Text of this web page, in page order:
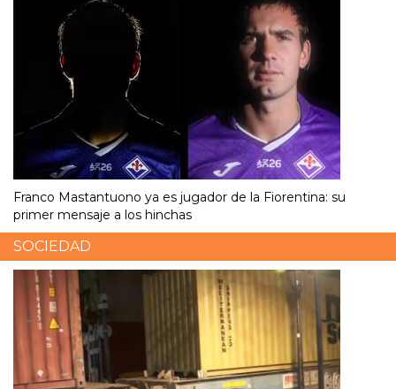
Franco Mastantuono ya es jugador de la Fiorentina: su
primer mensaje a los hinchas
SOCIEDAD